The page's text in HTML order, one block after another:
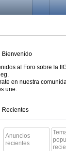
Bienvenido
al Foro sobre la
en nuestra
une.
Recientes
Anuncios
recientes